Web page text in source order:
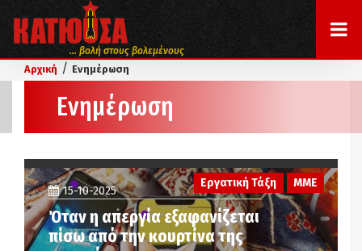
... βολή στους βολεμένους
Αρχική / Ενημέρωση
Ενημέρωση
Εργατική Τάξη ΜΜΕ
15-10-2025
Όταν η απεργία εξαφανίζεται
πίσω από την κουρτίνα της